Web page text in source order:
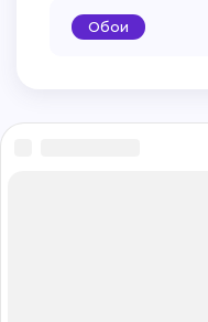
Обои